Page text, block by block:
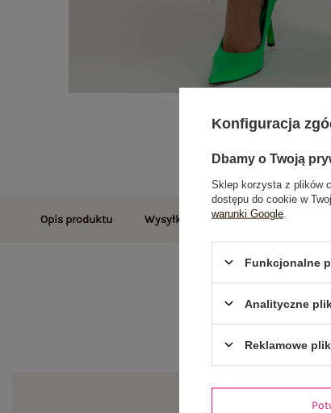
Opis produktu Wysyłka i dostawa Zwroty i
Konfiguracja
Dbamy o Twoją
Sklep korzysta z plików
dostępu do cookie w
warunki Google
Funkcjonalne
Analityczne
Reklamowe